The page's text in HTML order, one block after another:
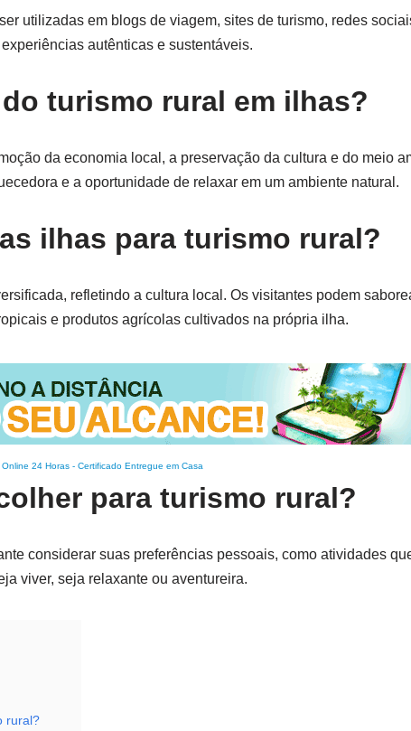
utilizadas em blogs de viagem, sites de turismo, redes
autênticas e sustentáveis.
turismo rural em ilhas?
da economia local, a preservação da cultura e do meio
e a oportunidade de relaxar em um ambiente natural.
ilhas para turismo rural?
refletindo a cultura local. Os visitantes podem
e produtos agrícolas cultivados na própria ilha.
Online 24 Horas- Certificado Entregue em Casa
para turismo rural?
considerar suas preferências pessoais, como atividades
viver, seja relaxante ou aventureira.
rural?